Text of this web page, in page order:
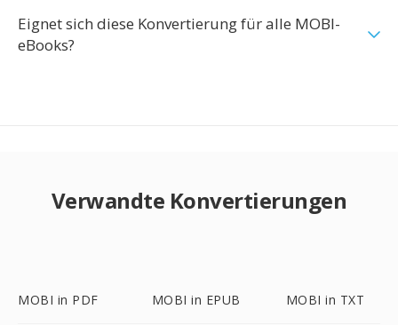
Eignet sich diese Konvertierung für alle MOBI-
eBooks?
Verwandte Konvertierungen
MOBI in PDF MOBI in EPUB MOBI in TXT